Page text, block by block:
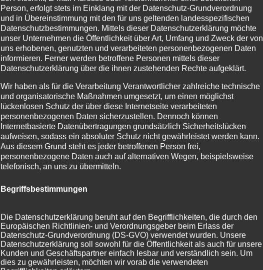
Person, erfolgt stets im Einklang mit der Datenschutz-Grundverordnung
und in Übereinstimmung mit den für uns geltenden landesspezifischen
Datenschutzbestimmungen. Mittels dieser Datenschutzerklärung möchte
unser Unternehmen die Öffentlichkeit über Art, Umfang und Zweck der von
uns erhobenen, genutzten und verarbeiteten personenbezogenen Daten
informieren. Ferner werden betroffene Personen mittels dieser
Datenschutzerklärung über die ihnen zustehenden Rechte aufgeklärt.
Wir haben als für die Verarbeitung Verantwortlicher zahlreiche technische
und organisatorische Maßnahmen umgesetzt, um einen möglichst
lückenlosen Schutz der über diese Internetseite verarbeiteten
personenbezogenen Daten sicherzustellen. Dennoch können
Internetbasierte Datenübertragungen grundsätzlich Sicherheitslücken
aufweisen, sodass ein absoluter Schutz nicht gewährleistet werden kann.
Aus diesem Grund steht es jeder betroffenen Person frei,
personenbezogene Daten auch auf alternativen Wegen, beispielsweise
telefonisch, an uns zu übermitteln.
Begriffsbestimmungen
Die Datenschutzerklärung beruht auf den Begrifflichkeiten, die durch den
Europäischen Richtlinien- und Verordnungsgeber beim Erlass der
Datenschutz-Grundverordnung (DS-GVO) verwendet wurden. Unsere
Datenschutzerklärung soll sowohl für die Öffentlichkeit als auch für unsere
Kunden und Geschäftspartner einfach lesbar und verständlich sein. Um
dies zu gewährleisten, möchten wir vorab die verwendeten